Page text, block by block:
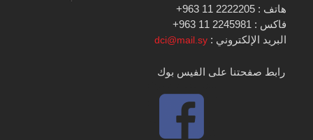
هاتف : 2222205 11 963+
فاكس : 2245981 11 963+
البريد الإلكتروني :dci@mail.sy
رابط صفحتنا على الفيس بوك